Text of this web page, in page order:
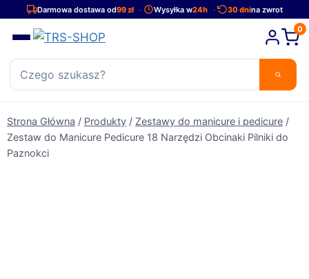
PrzejdźDarmowa dostawa od99 zł Wysyłka w24h 30 dnina zwrot
0
Strona Główna / Produkty / Zestawy do manicure i pedicure /
Zestaw do Manicure Pedicure 18 Narzędzi Obcinaki Pilniki do
Paznokci